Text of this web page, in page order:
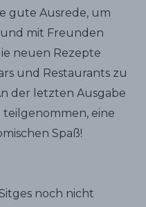
gute Ausrede, um
mit Freunden
neuen Rezepte
und Restaurants zu
der letzten Ausgabe
teilgenommen, eine
Spaß!
noch nicht